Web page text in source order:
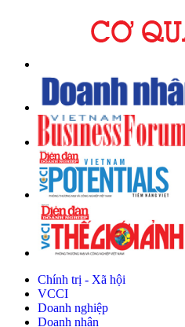
Chính trị - Xã hội
VCCI
Doanh nghiệp
Doanh nhân